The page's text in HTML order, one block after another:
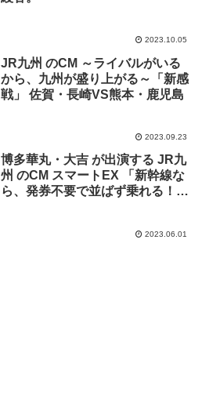
2023.10.05
JR九州 のCM ～ライバルがいる
から、九州が盛り上がる～「新感
戦」 佐賀・長崎VS熊本・鹿児島
2023.09.23
博多華丸・大吉 が出演する JR九
州 のCM スマートEX 「新幹線な
ら、発券不要で並ばず乗れる！」
2023.06.01